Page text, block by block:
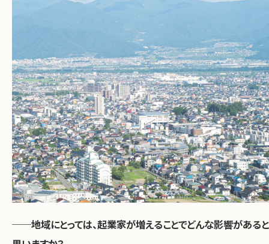
──地域にとっては、起業家が増えることでどんな影響があると